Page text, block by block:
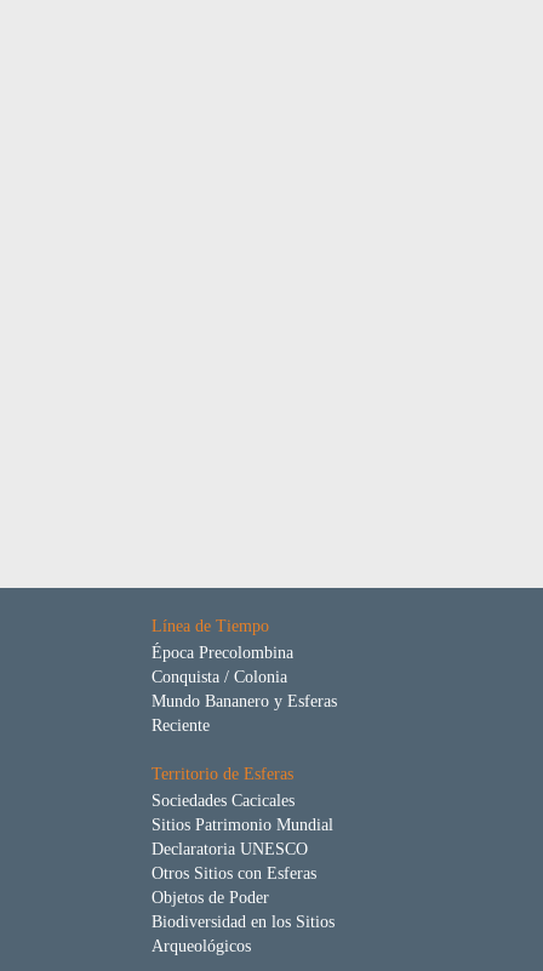
Línea de Tiempo
Época Precolombina
Conquista / Colonia
Mundo Bananero y Esferas
Reciente
Territorio de Esferas
Sociedades Cacicales
Sitios Patrimonio Mundial
Declaratoria UNESCO
Otros Sitios con Esferas
Objetos de Poder
Biodiversidad en los Sitios
Arqueológicos